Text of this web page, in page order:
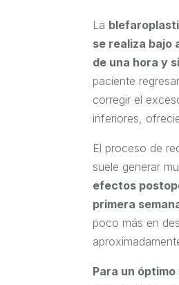
La
se realiza bajo
de una hora y
paciente
corregir el
inferiores,
El proceso de
suele generar
efectos
primera
poco más en
Para un